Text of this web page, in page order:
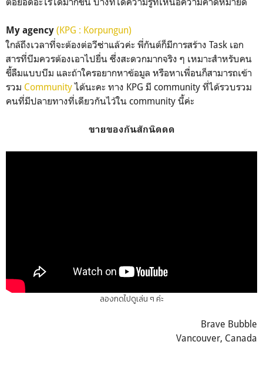
My agency (KPG : Korpungun)
ใกล้ถึงเวลาที่จะต้องต่อวีซ่าแล้วค่ะ พี่กันต์ก็มีการสร้าง Task เอก
สารที่บีมควรต้องเอาไปยื่น ซึ่งสะดวกมากจริง ๆ เหมาะสำหรับคน
ขี้ลืมแบบบีม และถ้าใครอยากหาข้อมูล หรือหาเพื่อนก็สามารถเข้า
รวม Communityได้นะคะ ทาง KPG มี community ที่ได้รวบรวม
คนที่มีปลายทางที่เดียวกันไว้ใน community นี้ค่ะ
ขายของกันสักนิดดด
ลองกดไปดูเล่น ๆ ค่ะ
Brave Bubble
Vancouver, Canada